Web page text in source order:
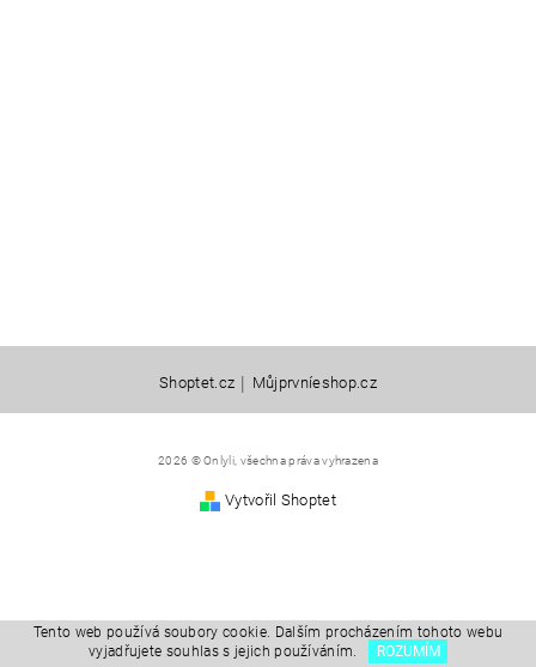
Shoptet.cz | Můjprvníeshop.cz
2026 © Onlyli, všechna práva vyhrazena
Vytvořil Shoptet
Tento web používá soubory cookie. Dalším procházením tohoto webu
vyjadřujete souhlas s jejich používáním.
ROZUMÍM